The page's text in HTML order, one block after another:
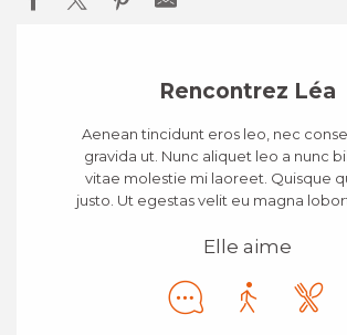
Rencontrez Léa
Aenean tincidunt eros leo, nec
gravida ut. Nunc aliquet leo a nunc
vitae molestie mi laoreet. Quisque
justo. Ut egestas velit eu magna
Elle aime